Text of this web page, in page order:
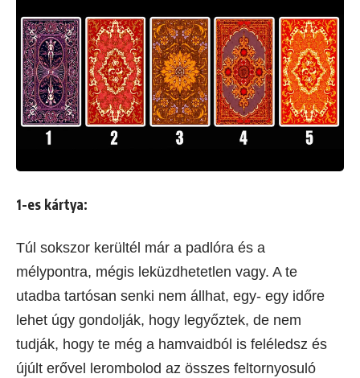
1-es kártya:
Túl sokszor kerültél már a padlóra és a
mélypontra, mégis leküzdhetetlen vagy. A te
utadba tartósan senki nem állhat, egy- egy időre
lehet úgy gondolják, hogy legyőztek, de nem
tudják, hogy te még a hamvaidból is feléledsz és
újúlt erővel lerombolod az összes feltornyosuló